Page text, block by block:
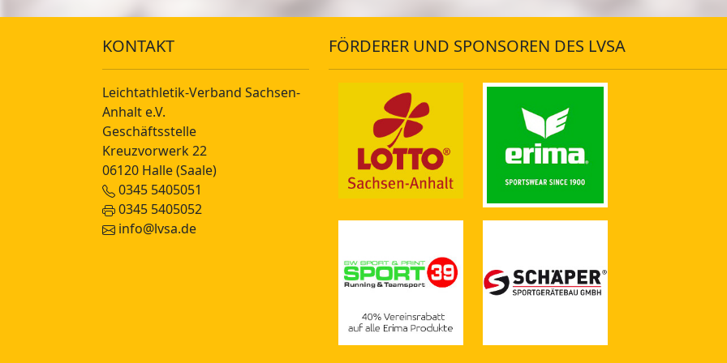
KONTAKT
Leichtathletik-Verband Sachsen-
Anhalt e.V.
Geschäftsstelle
Kreuzvorwerk 22
06120 Halle (Saale)
0345 5405051
0345 5405052
info@lvsa.de
FÖRDERER UND SPONSOREN DES LVSA